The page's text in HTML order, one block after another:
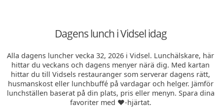
Dagens lunch i Vidsel idag
Alla dagens luncher vecka 32, 2026 i Vidsel. Lunchälskare, här
hittar du veckans och dagens menyer närä dig. Med kartan
hittar du till Vidsels restauranger som serverar dagens rätt,
husmanskost eller lunchbuffé på vardagar och helger. Jämför
lunchställen baserat på din plats, pris eller menyn. Spara dina
favoriter med ❤️-hjärtat.